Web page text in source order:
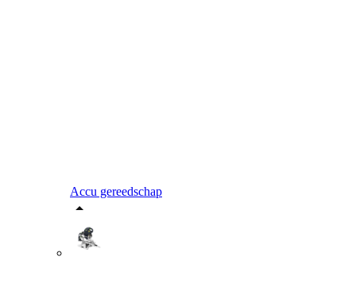
Accu gereedschap